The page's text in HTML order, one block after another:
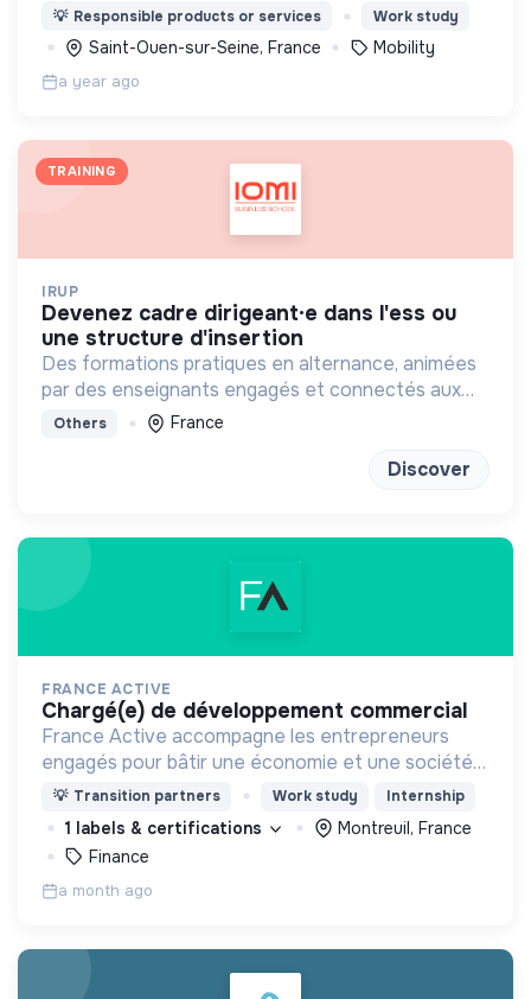
et simplifier l'engagement citoyen en France.
💡 Responsible products or services Work study
Saint-Ouen-sur-Seine, France Mobility
a year ago
TRAINING
IRUP
devenez cadre dirigeant·e dans l'ess ou
une structure d'insertion
Des formations pratiques en alternance, animées
par des enseignants engagés et connectés aux
réalités sociales, basées sur la coopération et
Others France
Discover
FRANCE ACTIVE
chargé(e) de développement commercial
France Active accompagne les entrepreneurs
engagés pour bâtir une économie et une société
plus inclusive et plus durable.
💡 Transition partners Work study Internship
1 labels & certifications
Montreuil, France
Finance
a month ago